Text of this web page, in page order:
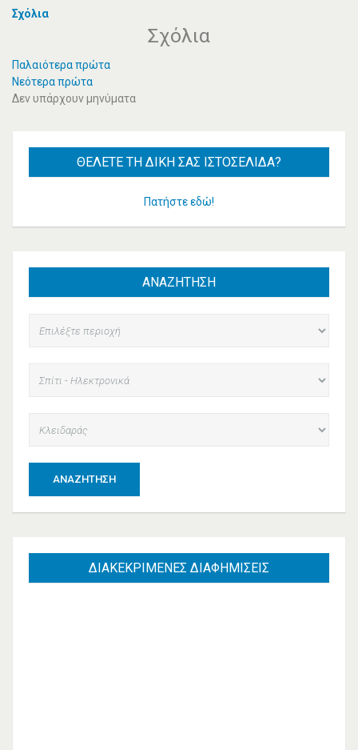
Σχόλια
Σχόλια
Παλαιότερα πρώτα
Νεότερα πρώτα
Δεν υπάρχουν μηνύματα
ΘΈΛΕΤΕ ΤΗ ΔΙΚΉ ΣΑΣ ΙΣΤΟΣΕΛΊΔΑ?
Πατήστε εδώ!
ΑΝΑΖΗΤΗΣΗ
ΑΝΑΖΉΤΗΣΗ
ΔΙΑΚΕΚΡΙΜΕΝΕΣ ΔΙΑΦΗΜΙΣΕΙΣ